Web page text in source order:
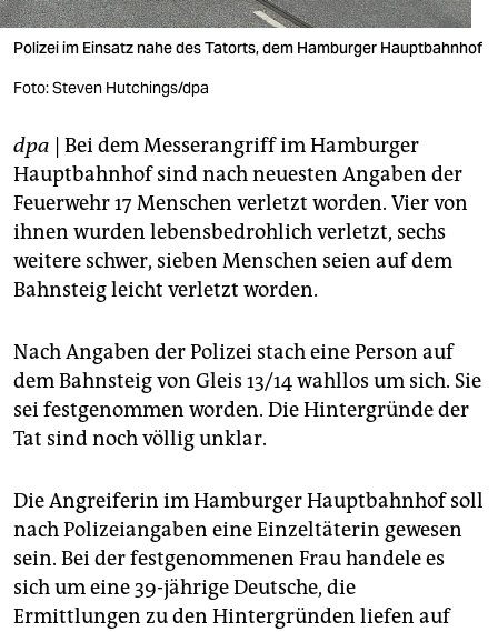
shop
fragen & hilfe
unterstützen
abo
genossenschaft
epaper login
Polizei im Einsatz nahe des Tatorts, dem Hamburger Hauptbahnhof
Foto: Steven Hutchings/dpa
dpa | Bei dem Messerangriff im Hamburger
Hauptbahnhof sind nach neuesten Angaben der
Feuerwehr 17 Menschen verletzt worden. Vier von
ihnen wurden lebensbedrohlich verletzt, sechs
weitere schwer, sieben Menschen seien auf dem
Bahnsteig leicht verletzt worden.
Nach Angaben der Polizei stach eine Person auf
dem Bahnsteig von Gleis 13/14 wahllos um sich. Sie
sei festgenommen worden. Die Hintergründe der
Tat sind noch völlig unklar.
Die Angreiferin im Hamburger Hauptbahnhof soll
nach Polizeiangaben eine Einzeltäterin gewesen
sein. Bei der festgenommenen Frau handele es
sich um eine 39-jährige Deutsche, die
Ermittlungen zu den Hintergründen liefen auf